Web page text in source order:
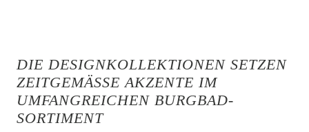
DIE DESIGNKOLLEKTIONEN SETZEN
ZEITGEMÄSSE AKZENTE IM U
MFANGREICHEN BURGBAD-S
ORTIMENT